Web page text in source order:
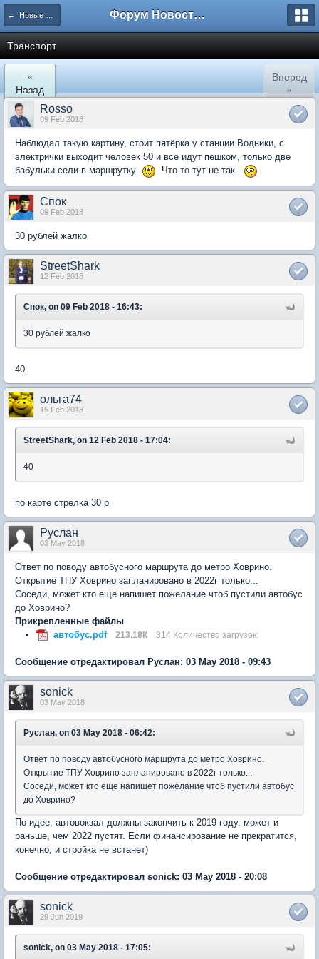
← Новые Водники Форум Новостройки
Транспорт
«
Назад
Вперед
»
Rosso
09 Feb 2018
Наблюдал такую картину, стоит пятёрка у станции Водники, с
электрички выходит человек 50 и все идут пешком, только две
бабульки сели в маршрутку
Что-то тут не так.
Спок
09 Feb 2018
30 рублей жалко
StreetShark
12 Feb 2018
Спок, on 09 Feb 2018 - 16:43:
30 рублей жалко
40
ольга74
15 Feb 2018
StreetShark, on 12 Feb 2018 - 17:04:
40
по карте стрелка 30 р
Руслан
03 May 2018
Ответ по поводу автобусного маршрута до метро Ховрино.
Открытие ТПУ Ховрино запланировано в 2022г только...
Соседи, может кто еще напишет пожелание чтоб пустили автобус
до Ховрино?
Прикрепленные файлы
автобус.pdf
213.18К 314 Количество загрузок:
Сообщение отредактировал Руслан: 03 May 2018 - 09:43
sonick
03 May 2018
Руслан, on 03 May 2018 - 06:42:
Ответ по поводу автобусного маршрута до метро Ховрино.
Открытие ТПУ Ховрино запланировано в 2022г только...
Соседи, может кто еще напишет пожелание чтоб пустили автобус
до Ховрино?
По идее, автовокзал должны закончить к 2019 году, может и
раньше, чем 2022 пустят. Если финансирование не прекратится,
конечно, и стройка не встанет)
Сообщение отредактировал sonick: 03 May 2018 - 20:08
sonick
29 Jun 2019
sonick, on 03 May 2018 - 17:05: